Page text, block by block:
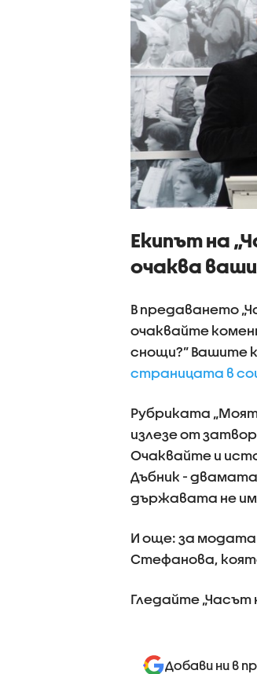
Екипът на
очаква
В предаването
очаквайте
снощи?” Вашите
страницата в
Рубриката
излезе от
Очаквайте и
Дъбник -
държавата не им
И още: за модата
Стефанова,
Гледайте „Часът
Добави ни в